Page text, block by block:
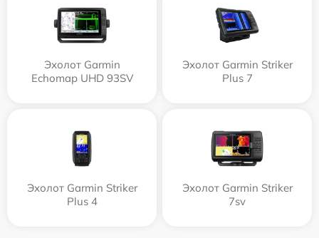
Эхолот Garmin
Echomap UHD 93SV
Эхолот Garmin Striker
Plus 7
Эхолот Garmin Striker
Plus 4
Эхолот Garmin Striker
7sv